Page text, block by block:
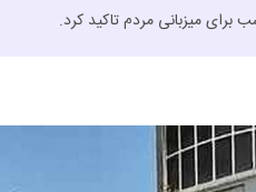
میزبانی مردم تاکید کرد.